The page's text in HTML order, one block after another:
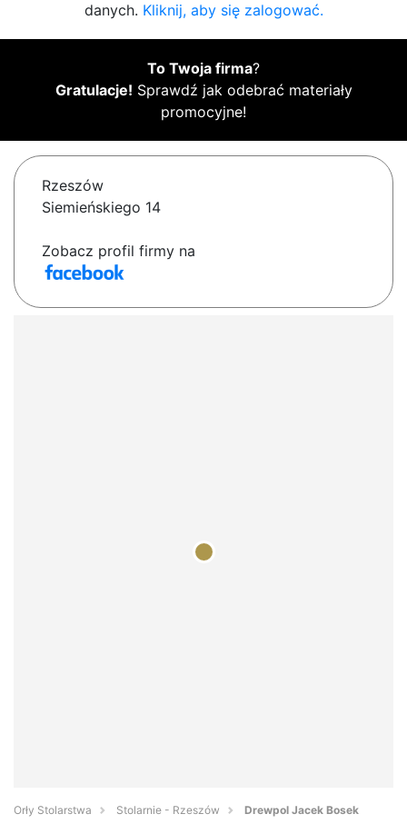
danych. Kliknij, aby się zalogować.
To Twoja firma?
Gratulacje! Sprawdź jak odebrać materiały
promocyjne!
Rzeszów
Siemieńskiego 14
Zobacz profil firmy na
Orły Stolarstwa Stolarnie - Rzeszów Drewpol Jacek Bosek